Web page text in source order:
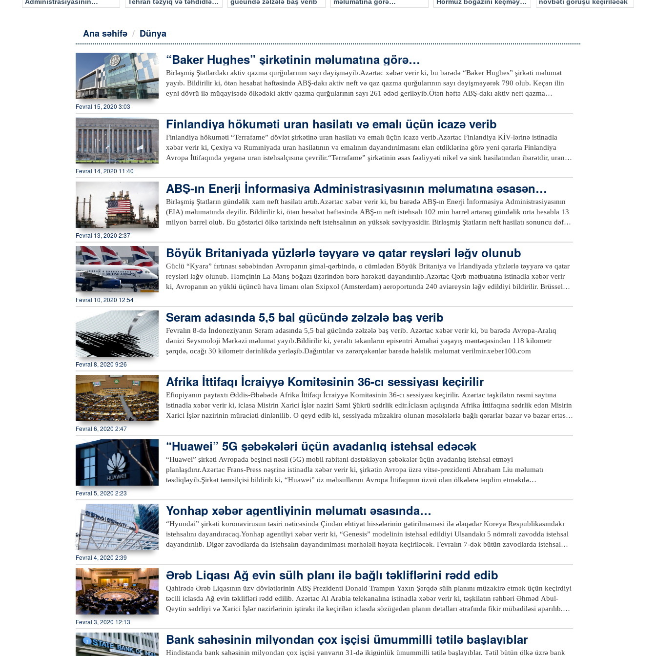
Ana səhifə Dünya
“Baker Hughes” şirkətinin məlumatına görə…
Birləşmiş Ştatlardakı aktiv qazma qurğularının sayı dəyişməyib.Azərtac xəbər verir ki, bu barədə “Baker Hughes” şirkəti məlumat
yayıb. Bildirilir ki, ötən hesabat həftəsində ABŞ-dakı aktiv neft və qaz qazma qurğularının sayı dəyişməyərək 790 olub. Keçən ilin
eyni dövrü ilə müqayisədə ölkədəki aktiv qazma qurğularının sayı 261 ədəd geriləyib.Ötən həftə ABŞ-dakı aktiv neft qazma
qeydə alınıb.Aktiv qaz qazma qurğularının sayı isə 1 ədəd geriləyərək 110 olub və keçən ilin eyni dövrünə nisbətən ölkədəki qazma
qurğularının sayı 84 ədəd azalıb.Qeyd edək ki, ABŞ-da aktiv neft qazma qurğularının sayı 1981-ci ildə ölkə tarixində maksimuma,
yəni 4 min 530-a çatıb. Neftin qiymətinin ucuzlaşması fonunda ölkədəki aktiv neft qazma qurğularının sayı 2016-cı ilin mayında isə
minimuma – 316-ya düşüb.xeber100.com
Fevral 15, 2020 3:03
Finlandiya hökuməti uran hasilatı və emalı üçün icazə verib
Finlandiya hökuməti “Terrafame” dövlət şirkətinə uran hasilatı və emalı üçün icazə verib.Azərtac Finlandiya KİV-lərinə istinadla
xəbər verir ki, Çexiya və Rumıniyada uran hasilatının və emalının dayandırılmasını elan etdiklərinə görə yeni qərarla Finlandiya
Avropa İttifaqında yeganə uran istehsalçısına çevrilir.“Terrafame” şirkətinin əsas fəaliyyəti nikel və sink hasilatından ibarətdir, uran
olunan xüsusi maddəni emal edərək ixraca yönəltməyi planlaşdırır. Beləliklə, Finlandiya hökuməti tərəfindən verilən icazə ilə
“Terrafame” şirkəti ildə 250 tona qədər uran istehsal edə bilər. Lakin buna baxmayaraq, faktiki istehsalın bir qədər az olacağı ehtimal
edilir. Şirkət artıq Şimali Amerikaya və ya Avropanın digər ölkələrinə məhsul ixrac etmək niyyətində olduğunu da açıqlayıb. Bununla
belə, “Terrafame” şirkəti bu məhsulu digər ölkələrə ixrac etmək üçün Finlandiya Xarici İşlər Nazirliyindən və Avropa Atom Enerjisi
Birliyindən “Euratom” icazəsini almalıdır.Qeyd edək ki, hökumətin uranın hasilatı və emalı üçün icazənin verilməsi yerli ekoloqların
Fevral 14, 2020 11:40
ABŞ-ın Enerji İnformasiya Administrasiyasının məlumatına əsasən…
Birləşmiş Ştatların gündəlik xam neft hasilatı artıb.Azərtac xəbər verir ki, bu barədə ABŞ-ın Enerji İnformasiya Administrasiyasının
(EIA) məlumatında deyilir. Bildirilir ki, ötən hesabat həftəsində ABŞ-ın neft istehsalı 102 min barrel artaraq gündəlik orta hesabla 13
milyon barrel olub. Bu göstərici ölkə tarixində neft istehsalının ən yüksək səviyyəsidir. Birləşmiş Ştatların neft hasilatı sonuncu dəfə
həftəyə görə 363 min barrel çoxalaraq gündəlik 6,98 milyon barrel, neft ixracı isə əvvəlki həftə ilə müqayisədə 443 min barrel
azalaraq sutkada 2,97 milyon barrel təşkil edib.EIA-nın proqnozuna görə, ABŞ-ın neft istehsalı bu il sutkalıq orta hesabla 13,2
milyon barrel olacaq. 2021-ci ildə isə gündəlik hasilatın 13,56 milyon barrelə çatacağı gözlənilir.Qeyd edək ki, ABŞ 2018-ci ilin
noyabrında Səudiyyə Ərəbistanı və Rusiyanı geridə qoyaraq dünyanın ən böyük neft istehsalçısı olub.xeber100.com
Fevral 13, 2020 2:37
Böyük Britaniyada yüzlərlə təyyarə və qatar reysləri ləğv olunub
Güclü “Kyara” fırtınası səbəbindən Avropanın şimal-qərbində, o cümlədən Böyük Britaniya və İrlandiyada yüzlərlə təyyarə və qatar
reysləri ləğv olunub. Həmçinin La-Manş boğazı üzərindən bərə hərəkəti dayandırılıb.Azərtac Qərb mətbuatına istinadla xəbər verir
ki, Avropanın ən yüklü üçüncü hava limanı olan Sxipxol (Amsterdam) aeroportunda 240 aviareysin ləğv edildiyi bildirilir. Brüssel
hava nəqliyyatının işində problemlər yaşanırKəskin hava şəraiti səbəbindən Böyük Britaniyada 60 min, İrlandiyada isə 10 min ev
işıqsız qalıb. Uelsin şimal-qərbində küləyin sürəti saatda 150 kilometrə, Fransanın şimalında isə 140 kilometrə çatır.xeber100.com
Fevral 10, 2020 12:54
Seram adasında 5,5 bal gücündə zəlzələ baş verib
Fevralın 8-də İndoneziyanın Seram adasında 5,5 bal gücündə zəlzələ baş verib. Azərtac xəbər verir ki, bu barədə Avropa-Aralıq
dənizi Seysmoloji Mərkəzi məlumat yayıb.Bildirilir ki, yeraltı təkanların episentri Amahai yaşayış məntəqəsindən 118 kilometr
Fevral 8, 2020 9:26
Afrika İttifaqı İcraiyyə Komitəsinin 36-cı sessiyası keçirilir
Efiopiyanın paytaxtı Əddis-Əbəbədə Afrika İttifaqı İcraiyyə Komitəsinin 36-cı sessiyası keçirilir. Azərtac təşkilatın rəsmi saytına
istinadla xəbər verir ki, iclasa Misirin Xarici İşlər naziri Sami Şükrü sədrlik edir.İclasın açılışında Afrika İttifaqına sədrlik edən Misirin
Xarici İşlər nazirinin müraciəti dinlənilib. O qeyd edib ki, sessiyada müzakirə olunan məsələlərlə bağlı qərarlar bazar və bazar ertəsi
dövlətlərini narahat edən məsələlər, o cümlədən qaçqınlar və məcburi köçkünlər, silahlı münaqişələrin nizamlanması məsələləri daxil
olunub.xeber100.com
Fevral 6, 2020 2:47
“Huawei” 5G şəbəkələri üçün avadanlıq istehsal edəcək
“Huawei” şirkəti Avropada beşinci nəsil (5G) mobil rabitəni dəstəkləyən şəbəkələr üçün avadanlıq istehsal etməyi
planlaşdırır.Azərtac Frans-Press nəşrinə istinadla xəbər verir ki, şirkətin Avropa üzrə vitse-prezidenti Abraham Liu məlumatı
təsdiqləyib.Şirkət təmsilçisi bildirib ki, “Huawei” öz məhsullarını Avropa İttifaqının üzvü olan ölkələrə təqdim etməkdə
Fevral 5, 2020 2:23
Yonhap xəbər agentliyinin məlumatı əsasında…
“Hyundai” şirkəti koronavirusun təsiri nəticəsində Çindən ehtiyat hissələrinin gətirilməməsi ilə əlaqədar Koreya Respublikasındakı
istehsalını dayandıracaq.Yonhap agentliyi xəbər verir ki, “Genesis” modelinin istehsal edildiyi Ulsandakı 5 nömrəli zavodda istehsal
dayandırılıb. Digər zavodlarda da istehsalın dayandırılması mərhələli həyata keçiriləcək. Fevralın 7-dək bütün zavodlarda istehsal
fevralın 10-11-dək davam edə bilər.xeber100.com
Fevral 4, 2020 2:39
Ərəb Liqası Ağ evin sülh planı ilə bağlı təkliflərini rədd edib
Qahirədə Ərəb Liqasının üzv dövlətlərinin ABŞ Prezidenti Donald Trampın Yaxın Şərqdə sülh planını müzakirə etmək üçün keçirdiyi
təcili iclasda Ağ evin təklifləri rədd edilib. Azərtac Al Arabia telekanalına istinadla xəbər verir ki, təşkilatın rəhbəri Əhməd Abul-
Qeytin sədrliyi və Xarici İşlər nazirlərinin iştirakı ilə keçirilən iclasda sözügedən planın detalları ətrafında fikir mübadiləsi aparılıb.
maraqlarına, həmçinin BMT Baş Assambleyasının münaqişənin nizamlanması üzrə 1984-cü ildə qəbul etdiyi qətnaməyə ziddir.
İclasda bu problemin ədalətli həllinə dair Vaşinqtona müraciət ünvanlanıb. Ərəb Liqasının üzv dövlətləri vurğulayıblar ki, sözügedən
planın zorla həyata keçirilməsi ciddi fəsadlar törədə bilər və bunun bütün məsuliyyəti ABŞ-ın üzərinə düşəcək. Onlar, həmçinin qeyd
Fevral 3, 2020 12:13
Bank sahəsinin milyondan çox işçisi ümummilli tətilə başlayıblar
Hindistanda bank sahəsinin milyondan çox işçisi yanvarın 31-də ikigünlük ümummilli tətilə başlayıblar. Tətil bütün ölkə üzrə bank